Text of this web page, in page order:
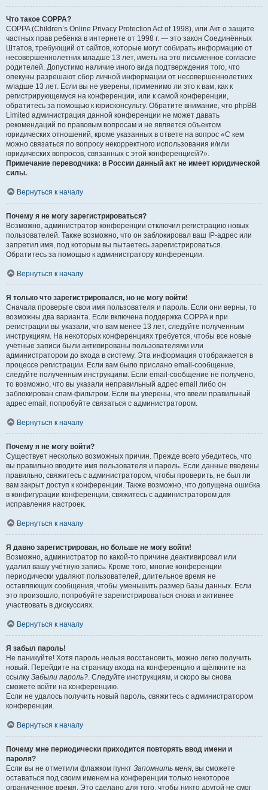
Что такое COPPA?
COPPA (Children’s Online Privacy Protection Act of 1998), или Акт о защите
частных прав ребёнка в интернете от 1998 г. — это закон Соединённых
Штатов, требующий от сайтов, которые могут собирать информацию от
несовершеннолетних младше 13 лет, иметь на это письменное согласие
родителей. Допустимо наличие иного вида подтверждения того, что
опекуны разрешают сбор личной информации от несовершеннолетних
младше 13 лет. Если вы не уверены, применимо ли это к вам, как к
регистрирующемуся на конференции, или к самой конференции,
обратитесь за помощью к юрисконсульту. Обратите внимание, что phpBB
Limited администрация данной конференции не может давать
рекомендаций по правовым вопросам и не является объектом
юридических отношений, кроме указанных в ответе на вопрос «С кем
можно связаться по вопросу некорректного использования и/или
юридических вопросов, связанных с этой конференцией?».
Примечание переводчика: в России данный акт не имеет юридической
силы..
Вернуться к началу
Почему я не могу зарегистрироваться?
Возможно, администратор конференции отключил регистрацию новых
пользователей. Также возможно, что он заблокировал ваш IP-адрес или
запретил имя, под которым вы пытаетесь зарегистрироваться.
Обратитесь за помощью к администратору конференции.
Вернуться к началу
Я только что зарегистрировался, но не могу войти!
Сначала проверьте свои имя пользователя и пароль. Если они верны, то
возможны два варианта. Если включена поддержка COPPA и при
регистрации вы указали, что вам менее 13 лет, следуйте полученным
инструкциям. На некоторых конференциях требуется, чтобы все новые
учётные записи были активированы пользователями или
администратором до входа в систему. Эта информация отображается в
процессе регистрации. Если вам было прислано email-сообщение,
следуйте полученным инструкциям. Если email-сообщение не получено,
то возможно, что вы указали неправильный адрес email либо он
заблокирован спам-фильтром. Если вы уверены, что ввели правильный
адрес email, попробуйте связаться с администратором.
Вернуться к началу
Почему я не могу войти?
Существует несколько возможных причин. Прежде всего убедитесь, что
вы правильно вводите имя пользователя и пароль. Если данные введены
правильно, свяжитесь с администратором, чтобы проверить, не был ли
вам закрыт доступ к конференции. Также возможно, что допущена ошибка
в конфигурации конференции, свяжитесь с администратором для
исправления настроек.
Вернуться к началу
Я давно зарегистрирован, но больше не могу войти!
Возможно, администратор по какой-то причине деактивировал или
удалил вашу учётную запись. Кроме того, многие конференции
периодически удаляют пользователей, длительное время не
оставляющих сообщения, чтобы уменьшить размер базы данных. Если
это произошло, попробуйте зарегистрироваться снова и активнее
участвовать в дискуссиях.
Вернуться к началу
Я забыл пароль!
Не паникуйте! Хотя пароль нельзя восстановить, можно легко получить
новый. Перейдите на страницу входа на конференцию и щёлкните на
ссылку Забыли пароль?. Следуйте инструкциям, и скоро вы снова
сможете войти на конференцию.
Если не удалось получить новый пароль, свяжитесь с администратором
конференции.
Вернуться к началу
Почему мне периодически приходится повторять ввод имени и
пароля?
Если вы не отметили флажком пункт Запомнить меня, вы сможете
оставаться под своим именем на конференции только некоторое
ограниченное время. Это сделано для того, чтобы никто другой не смог